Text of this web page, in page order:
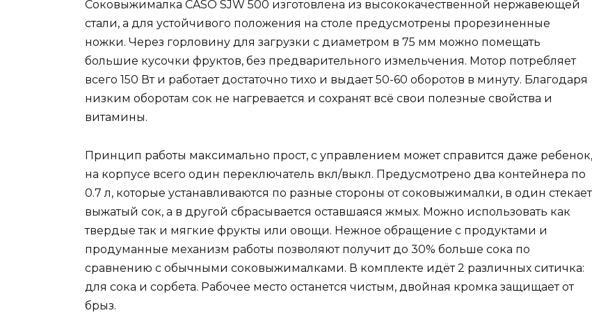
Cоковыжималка CASO SJW 500 изготовлена из высококачественной нержавеющей
стали, а для устойчивого положения на столе предусмотрены прорезиненные
ножки. Через горловину для загрузки с диаметром в 75 мм можно помещать
большие кусочки фруктов, без предварительного измельчения. Мотор потребляет
всего 150 Вт и работает достаточно тихо и выдает 50-60 оборотов в минуту. Благодаря
низким оборотам сок не нагревается и сохранят всё свои полезные свойства и
витамины.
Принцип работы максимально прост, с управлением может справится даже ребенок,
на корпусе всего один переключатель вкл/выкл. Предусмотрено два контейнера по
0.7 л, которые устанавливаются по разные стороны от соковыжималки, в один стекает
выжатый сок, а в другой сбрасывается оставшаяся жмых. Можно использовать как
твердые так и мягкие фрукты или овощи. Нежное обращение с продуктами и
продуманные механизм работы позволяют получит до 30% больше сока по
сравнению с обычными соковыжималками. В комплекте идёт 2 различных ситичка:
для сока и сорбета. Рабочее место останется чистым, двойная кромка защищает от
брыз.